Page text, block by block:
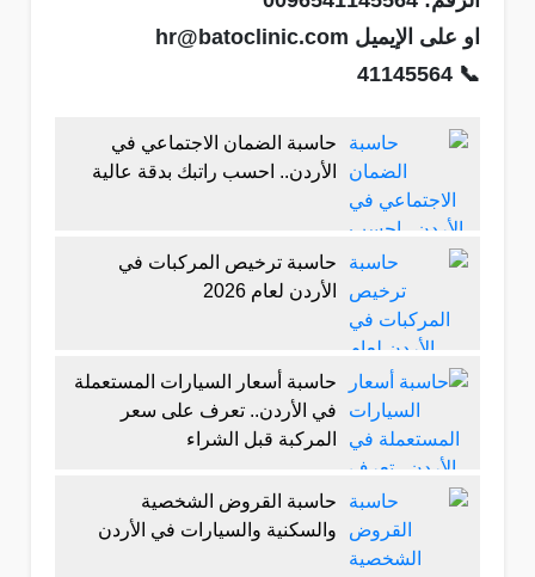
او على الإيميل hr@batoclinic.com
📞 41145564
حاسبة الضمان الاجتماعي في
الأردن.. احسب راتبك بدقة عالية
حاسبة ترخيص المركبات في
الأردن لعام 2026
حاسبة أسعار السيارات المستعملة
في الأردن.. تعرف على سعر
المركبة قبل الشراء
حاسبة القروض الشخصية
والسكنية والسيارات في الأردن